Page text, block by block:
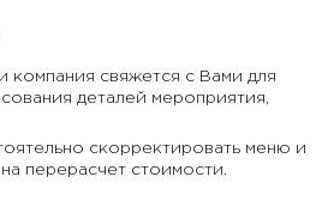
компания свяжется с Вами для
деталей мероприятия,
скорректировать меню и
перерасчет стоимости.